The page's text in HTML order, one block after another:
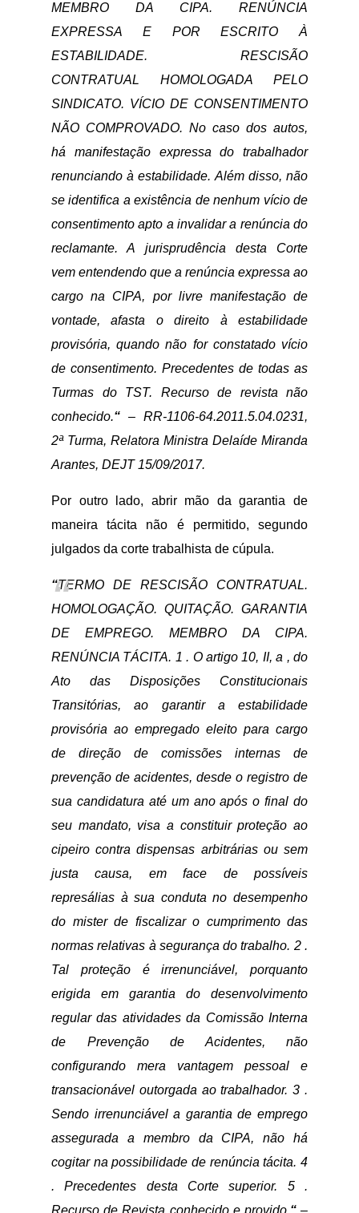
MEMBRO DA CIPA. RENÚNCIA
EXPRESSA E POR ESCRITO À
ESTABILIDADE. RESCISÃO
CONTRATUAL HOMOLOGADA PELO
SINDICATO. VÍCIO DE CONSENTIMENTO
NÃO COMPROVADO. No caso dos autos,
há manifestação expressa do trabalhador
renunciando à estabilidade. Além disso, não
se identifica a existência de nenhum vício de
consentimento apto a invalidar a renúncia do
reclamante. A jurisprudência desta Corte
vem entendendo que a renúncia expressa ao
cargo na CIPA, por livre manifestação de
vontade, afasta o direito à estabilidade
provisória, quando não for constatado vício
de consentimento. Precedentes de todas as
Turmas do TST. Recurso de revista não
conhecido.“ – RR-1106-64.2011.5.04.0231,
2ª Turma, Relatora Ministra Delaíde Miranda
Arantes, DEJT 15/09/2017.
Por outro lado, abrir mão da garantia de
maneira tácita não é permitido, segundo
julgados da corte trabalhista de cúpula.
“TERMO DE RESCISÃO CONTRATUAL.
HOMOLOGAÇÃO. QUITAÇÃO. GARANTIA
DE EMPREGO. MEMBRO DA CIPA.
RENÚNCIA TÁCITA. 1 . O artigo 10, II, a , do
Ato das Disposições Constitucionais
Transitórias, ao garantir a estabilidade
provisória ao empregado eleito para cargo
de direção de comissões internas de
prevenção de acidentes, desde o registro de
sua candidatura até um ano após o final do
seu mandato, visa a constituir proteção ao
cipeiro contra dispensas arbitrárias ou sem
justa causa, em face de possíveis
represálias à sua conduta no desempenho
do mister de fiscalizar o cumprimento das
normas relativas à segurança do trabalho. 2 .
Tal proteção é irrenunciável, porquanto
erigida em garantia do desenvolvimento
regular das atividades da Comissão Interna
de Prevenção de Acidentes, não
configurando mera vantagem pessoal e
transacionável outorgada ao trabalhador. 3 .
Sendo irrenunciável a garantia de emprego
assegurada a membro da CIPA, não há
cogitar na possibilidade de renúncia tácita. 4
. Precedentes desta Corte superior. 5 .
Recurso de Revista conhecido e provido. “–